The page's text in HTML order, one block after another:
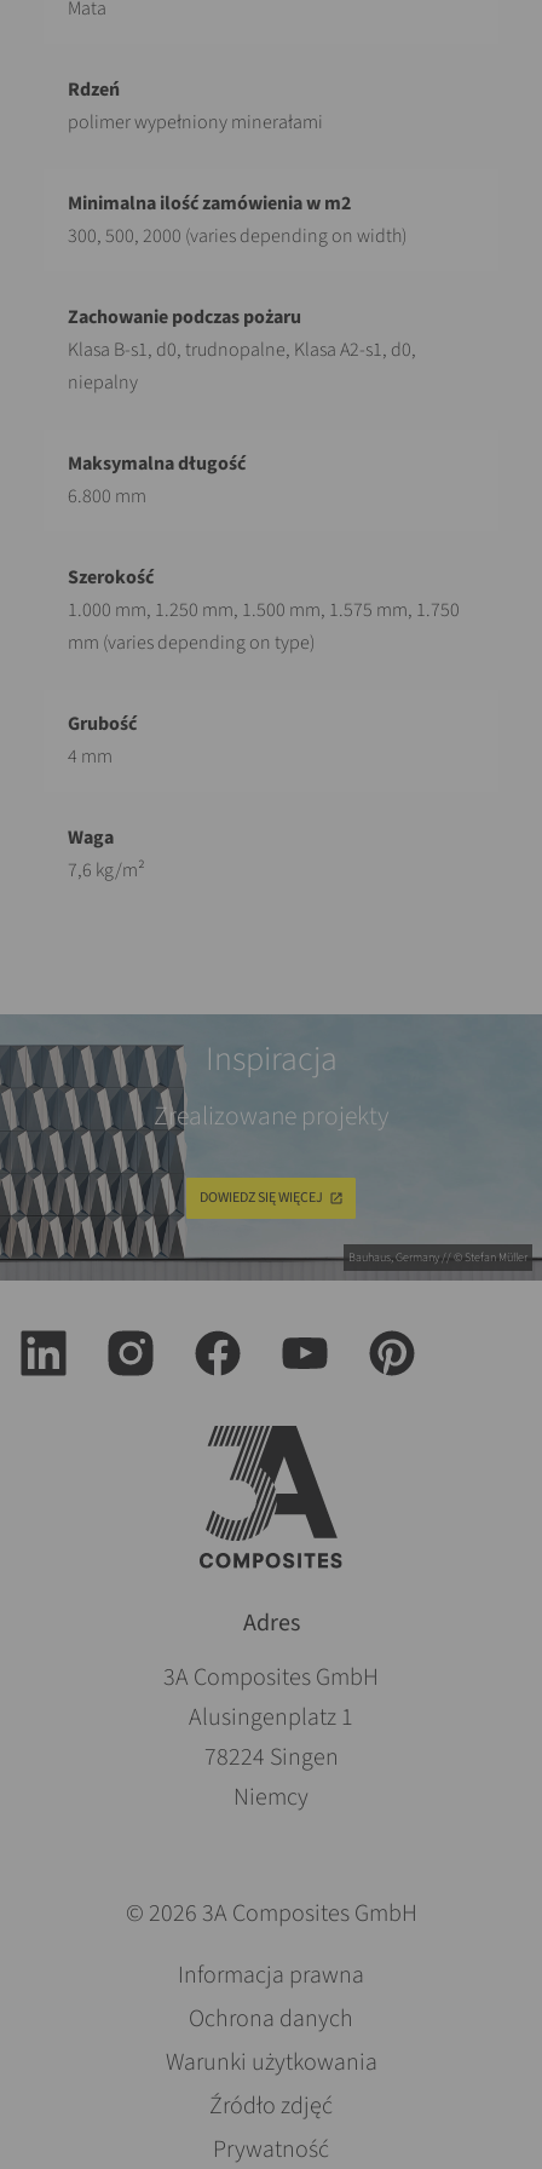
Mata
polimer wypełniony minerałami
300, 500, 2000 (varies depending on width)
Klasa B-s1, d0, trudnopalne, Klasa A2-s1, d0,
niepalny
6.800 mm
1.000 mm, 1.250 mm, 1.500 mm, 1.575 mm, 1.750
mm (varies depending on type)
4 mm
7,6 kg/m²
Bauhaus, Germany // © Stefan Müller
Inspiracja
Zrealizowane projekty
DOWIEDZ SIĘ WIĘCEJ
Adres
3A Composites GmbH
Alusingenplatz 1
78224 Singen
Niemcy
© 2026 3A Composites GmbH
Pomiń
nawigacje
Informacja prawna
Ochrona danych
Warunki użytkowania
Źródło zdjęć
Prywatność